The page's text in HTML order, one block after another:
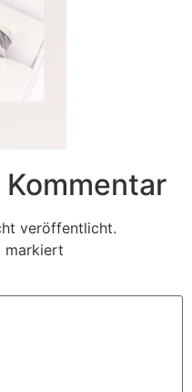
veröffentlicht.
markiert